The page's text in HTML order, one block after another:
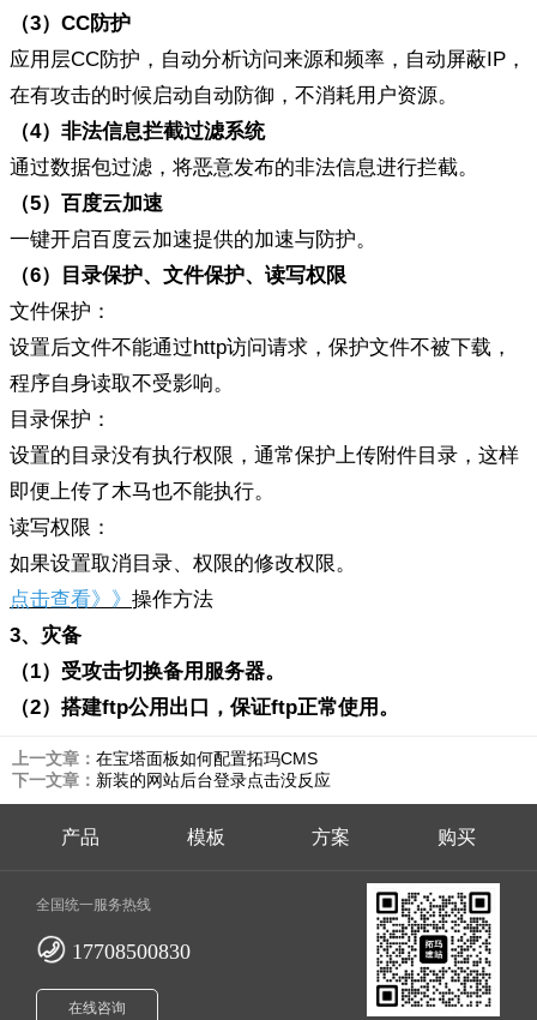
（3） CC防护
应用层CC防护，自动分析访问来源和频率，自动屏蔽IP，
在有攻击的时候启动自动防御，不消耗用户资源。
（4）非法信息拦截过滤系统
通过数据包过滤，将恶意发布的非法信息进行拦截。
（5）百度云加速
一键开启百度云加速提供的加速与防护。
（6）
目录保护、文件保护、读写权限
文件保护：
设置后文件不能通过http访问请求，保护文件不被下载，
程序自身读取不受影响。
目录保护：
设置的目录没有执行权限，通常保护上传附件目录，这样
即便上传了木马也不能执行。
读写权限：
如果设置取消目录、权限的修改权限。
点击查看》》 操作方法
3、灾备
（1） 受攻击切换备用服务器。
（2） 搭建ftp公用出口，保证ftp正常使用 。
上一文章： 在宝塔面板如何配置拓玛CMS
下一文章： 新装的网站后台登录点击没反应
产品 模板 方案 购买
全国统一服务热线
17708500830
在线咨询